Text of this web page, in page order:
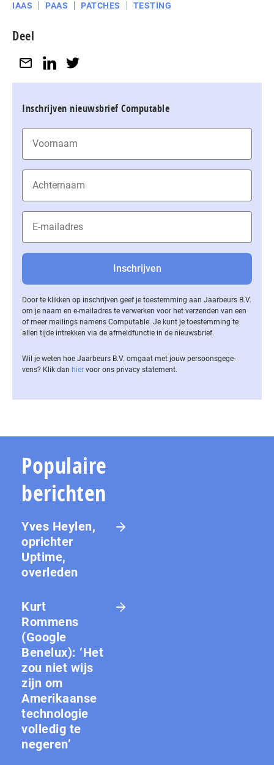
IAAS PAAS PATCHES TESTING
Deel
Inschrijven nieuwsbrief Computable
Door te klikken op inschrijven geef je toestemming aan Jaarbeurs B.V.
om je naam en e-mailadres te verwerken voor het verzenden van een
of meer mailings namens Computable. Je kunt je toestemming te
allen tijde intrekken via de af­meld­func­tie in de nieuwsbrief.
Wil je weten hoe Jaarbeurs B.V. omgaat met jouw per­soons­ge­ge­
vens? Klik dan hier voor ons privacy statement.
Populaire
berichten
Yves Heylen,
oprichter
Uptime,
overleden
Kurt
Rommens
(Google
Benelux): ‘Het
zou niet wijs
zijn om
Amerikaanse
technologie
volledig te
negeren’